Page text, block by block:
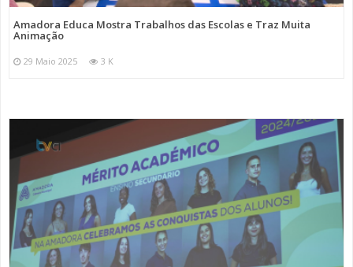
Amadora Educa Mostra Trabalhos das Escolas e Traz Muita
Animação
29 Maio 2025 3 K